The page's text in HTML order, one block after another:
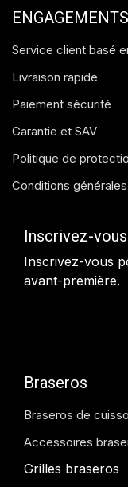
ENGAGEMENTS
Service client basé
Livraison rapide
Paiement sécurité
Garantie et SAV
Politique de
Conditions
Inscrivez-
Inscrivez-vous
avant-première.
Braseros
Braseros de
Accessoires
Grilles braseros